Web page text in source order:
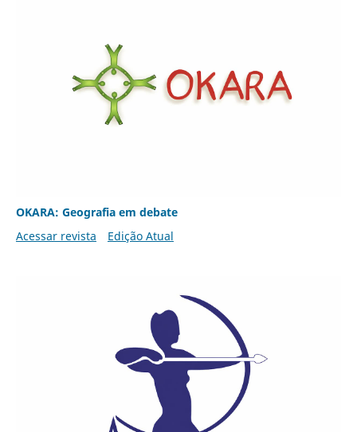
OKARA: Geografia em debate
Acessar revista
Edição Atual